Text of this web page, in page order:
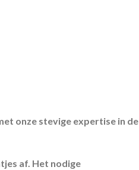
onze stevige expertise in de
af. Het nodige